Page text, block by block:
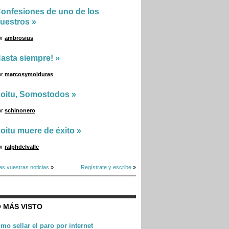
de uno de los
»
ambrosius
siempre! »
marcosymolduras
Somostodos »
schinonero
muere de éxito »
ralphdelvalle
vuestras noticias » Regístrate y escribe »
MÁS VISTO
sellar el paro por internet